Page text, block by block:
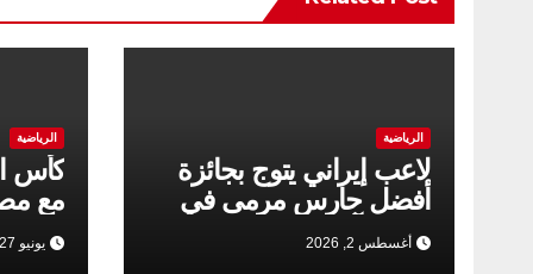
الرياضية
لاعب إیراني يتوج بجائزة
أفضل حارس مرمى في
بطولة آسيا للناشئين
أغسطس 2, 2026
الرياضية
كأس
مع
يونيو 27, 2026